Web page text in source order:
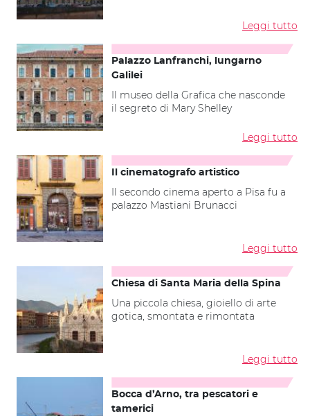
Leggi tutto
Palazzo Lanfranchi, lungarno
Galilei
Il museo della Grafica che nasconde
il segreto di Mary Shelley
Leggi tutto
Il cinematografo artistico
Il secondo cinema aperto a Pisa fu a
palazzo Mastiani Brunacci
Leggi tutto
Chiesa di Santa Maria della Spina
Una piccola chiesa, gioiello di arte
gotica, smontata e rimontata
Leggi tutto
Bocca d’Arno, tra pescatori e
tamerici